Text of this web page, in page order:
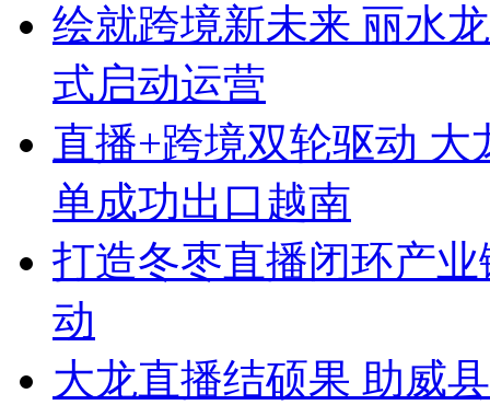
绘就跨境新未来 丽水
式启动运营
直播+跨境双轮驱动
单成功出口越南
打造冬枣直播闭环产
动
大龙直播结硕果 助威